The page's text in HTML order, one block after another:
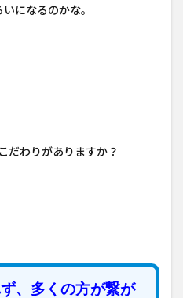
になるのかな。
だわりがありますか？
、多くの方が繋が